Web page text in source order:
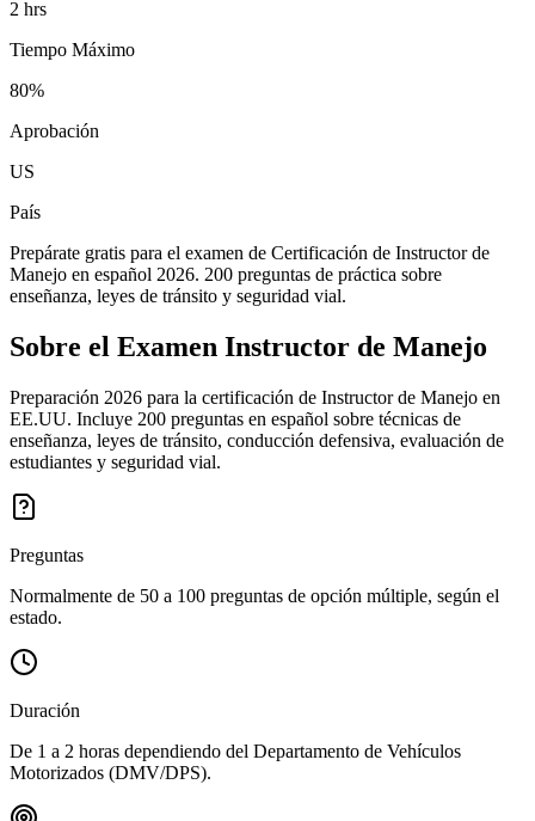
2 hrs
Tiempo Máximo
80%
Aprobación
US
País
Prepárate gratis para el examen de Certificación de Instructor de
Manejo en español 2026. 200 preguntas de práctica sobre
enseñanza, leyes de tránsito y seguridad vial.
Sobre el Examen Instructor de Manejo
Preparación 2026 para la certificación de Instructor de Manejo en
EE.UU. Incluye 200 preguntas en español sobre técnicas de
enseñanza, leyes de tránsito, conducción defensiva, evaluación de
estudiantes y seguridad vial.
Preguntas
Normalmente de 50 a 100 preguntas de opción múltiple, según el
estado.
Duración
De 1 a 2 horas dependiendo del Departamento de Vehículos
Motorizados (DMV/DPS).